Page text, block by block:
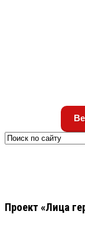
Проект «Лица